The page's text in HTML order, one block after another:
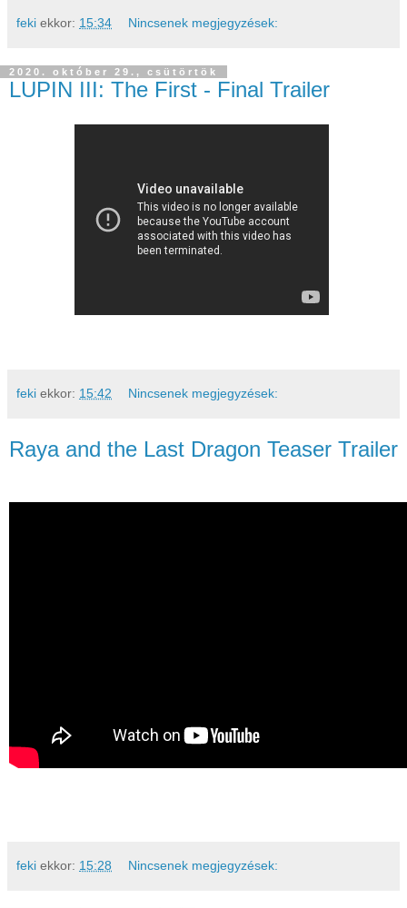
feki ekkor: 15:34 Nincsenek megjegyzések:
2020. október 29., csütörtök
LUPIN III: The First - Final Trailer
feki ekkor: 15:42 Nincsenek megjegyzések:
Raya and the Last Dragon Teaser Trailer
feki ekkor: 15:28 Nincsenek megjegyzések: